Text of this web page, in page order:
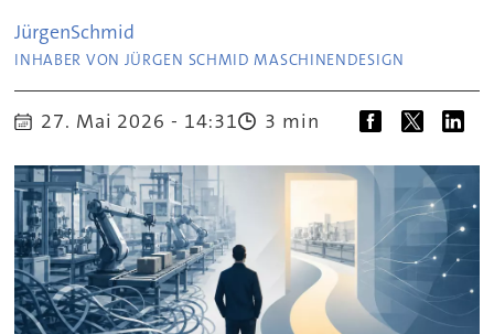
JürgenSchmid
INHABER VON JÜRGEN SCHMID MASCHINENDESIGN
27. Mai 2026 - 14:31 3 min